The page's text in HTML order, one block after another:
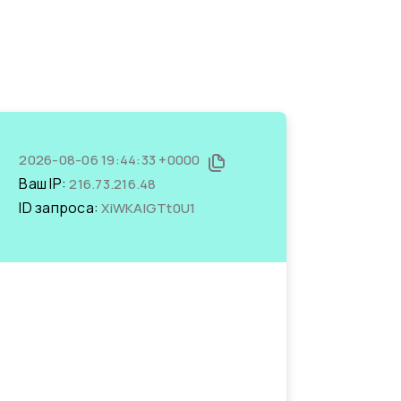
2026-08-06 19:44:33 +0000
Ваш IP:216.73.216.48
ID запроса:XiWKAIGTt0U1